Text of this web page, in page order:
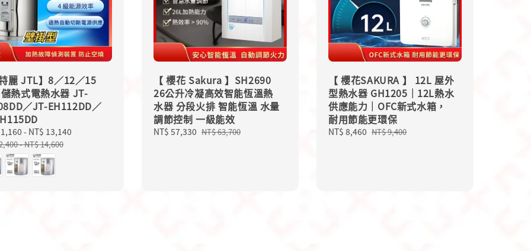
麗 JTL】8／12／15
熱式電熱水器 JT-
／JT-EH112DD／
- NT$ 13,140
-NT$ 14,600
【 櫻花 Sakura 】SH2690
26公升冷凝高效智能恆溫熱
水器 分段火排 智能恆溫 水量
調節控制 一級能效
Sale
NT$ 57,330 Regular
NT$ 63,700
【 櫻花SAKURA 】 12L 屋外
型熱水器 GH1205｜12L熱水
供應能力｜OFC新式水箱，
耐用節能更環保
Sale
NT$ 8,460 Regular
NT$ 9,400